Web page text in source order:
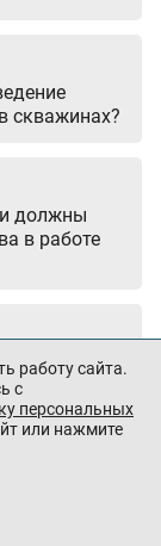
скважинах?
должны
в работе
со
работу сайта.
с
персональных
или нажмите